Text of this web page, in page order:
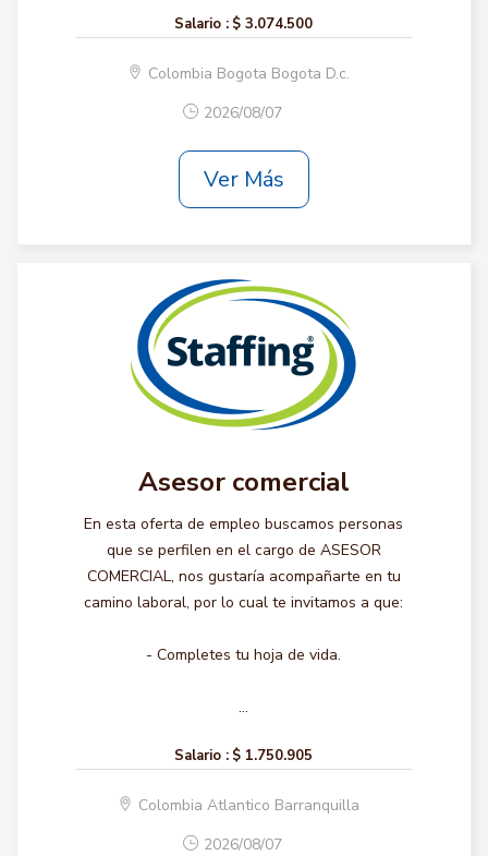
Salario : $ 3.074.500
Colombia Bogota Bogota D.c.
2026/08/07
Ver Más
Asesor comercial
En esta oferta de empleo buscamos personas
que se perfilen en el cargo de ASESOR
COMERCIAL, nos gustaría acompañarte en tu
camino laboral, por lo cual te invitamos a que:
- Completes tu hoja de vida.
...
Salario : $ 1.750.905
Colombia Atlantico Barranquilla
2026/08/07